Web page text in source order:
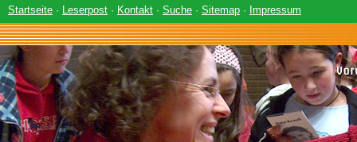
Startseite · Leserpost · Kontakt · Suche · Sitemap · Impressum